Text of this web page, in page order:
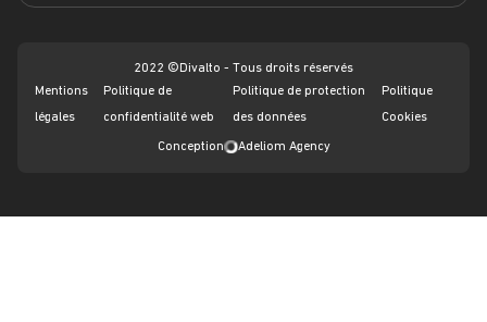
2022 ©Divalto - Tous droits réservés
Mentions
légales
Politique de
confidentialité web
Politique de protection
des données
Politique
Cookies
Conception Adeliom Agency